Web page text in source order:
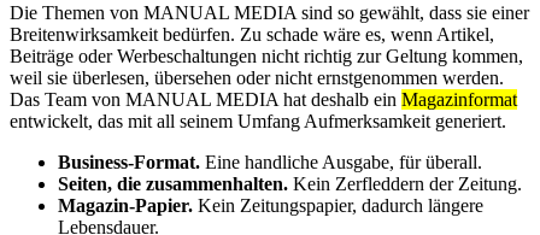
Die Themen von MANUAL MEDIA sind so gewählt, dass sie einer
Breitenwirksamkeit bedürfen. Zu schade wäre es, wenn Artikel,
Beiträge oder Werbeschaltungen nicht richtig zur Geltung kommen,
weil sie überlesen, übersehen oder nicht ernstgenommen werden.
Das Team von MANUAL MEDIA hat deshalb ein Magazinformat
entwickelt, das mit all seinem Umfang Aufmerksamkeit generiert.
Business-Format. Eine handliche Ausgabe, für überall.
Seiten, die zusammenhalten. Kein Zerfleddern der Zeitung.
Magazin-Papier. Kein Zeitungspapier, dadurch längere
Lebensdauer.